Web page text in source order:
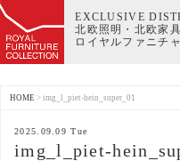
EXCLUSIVE
北欧照明・北欧家
ロイヤルファニチ
HOME > img_l_piet-hein_super_01
2025.09.09 Tue
img_l_piet-